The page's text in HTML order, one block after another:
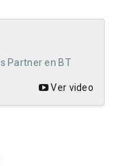
Partner en BT
Ver video